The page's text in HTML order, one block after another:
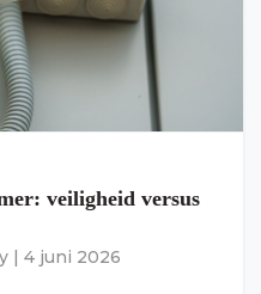
veiligheid versus
4 juni 2026